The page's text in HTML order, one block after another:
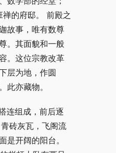
禅的府邸。 前殿之
故事，唯有数尊
。其面貌和一般
。这位宗教改革
层为地，作圆
此亦藏物。
连组成，前后逐
砖灰瓦，飞阁流
开阔的阳台。